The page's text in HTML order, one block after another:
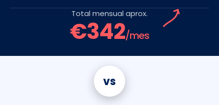
vs
Total mensual aprox.
€342/mes